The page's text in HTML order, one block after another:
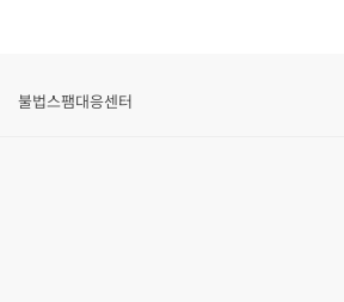
불법스팸대응센터